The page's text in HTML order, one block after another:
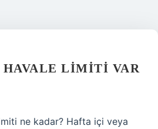
HAVALE LIMITI VAR
ne kadar? Hafta içi veya